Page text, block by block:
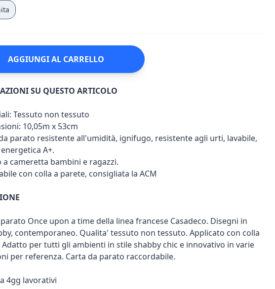
AGGIUNGI AL CARRELLO
SU QUESTO ARTICOLO
Tessuto non tessuto
10,05m x 53cm
parato resistente all'umidità, ignifugo, resistente agli urti, lavabile,
A+.
a cameretta bambini e ragazzi.
con colla a parete, consigliata la ACM
Once upon a time della linea francese Casadeco. Disegni in
contemporaneo. Qualita' tessuto non tessuto. Applicato con colla
Adatto per tutti gli ambienti in stile shabby chic e innovativo in varie
per referenza. Carta da parato raccordabile.
4gg lavorativi